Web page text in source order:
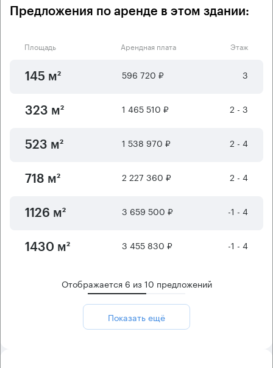
Предложения по аренде в этом здании:
Площадь Арендная плата Этаж
145 м² 596 720 ₽ 3
323 м² 1 465 510 ₽ 2 - 3
523 м² 1 538 970 ₽ 2 - 4
718 м² 2 227 360 ₽ 2 - 4
1126 м² 3 659 500 ₽ -1 - 4
1430 м² 3 455 830 ₽ -1 - 4
Отображается 6 из10 предложений
Показать ещё